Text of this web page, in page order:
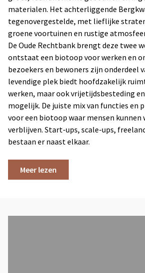
materialen. Het achterliggende
tegenovergestelde, met lieflijke
groene voortuinen en rustige
De Oude Rechtbank brengt deze twee
ontstaat een biotoop voor werken en
bezoekers en bewoners zijn onderdeel
levendige plek biedt hoofdzakelijk
werken, maar ook vrijetijdsbesteding
mogelijk. De juiste mix van functies en
voor een biotoop waar mensen kunnen
verblijven. Start-ups, scale-ups,
bestaan er naast elkaar.
Meer lezen